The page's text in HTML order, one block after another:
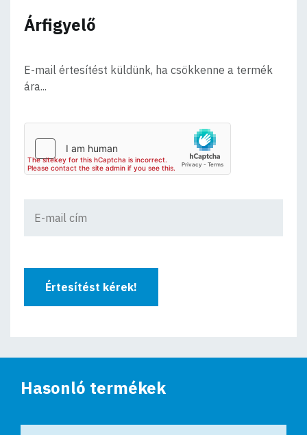
Árfigyelő
E-mail értesítést küldünk, ha csökkenne a termék
ára...
Értesítést kérek!
Hasonló termékek